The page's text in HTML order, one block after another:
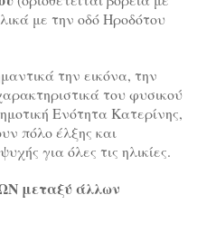
με την οδό Ηροδότου
την εικόνα, την
του φυσικού
Ενότητα Κατερίνης,
πόλο έλξης και
για όλες τις ηλικίες.
μεταξύ άλλων